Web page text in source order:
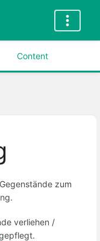
Content
zum
verliehen /